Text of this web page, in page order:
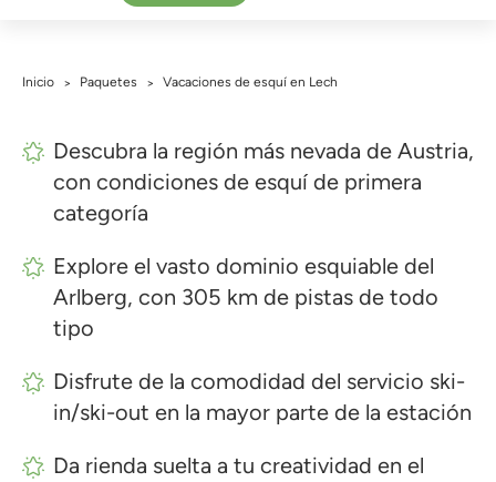
Inicio > Paquetes > Vacaciones de esquí en Lech
Descubra la región más nevada de Austria,
con condiciones de esquí de primera
categoría
Explore el vasto dominio esquiable del
Arlberg, con 305 km de pistas de todo
tipo
Disfrute de la comodidad del servicio ski-
in/ski-out en la mayor parte de la estación
Da rienda suelta a tu creatividad en el